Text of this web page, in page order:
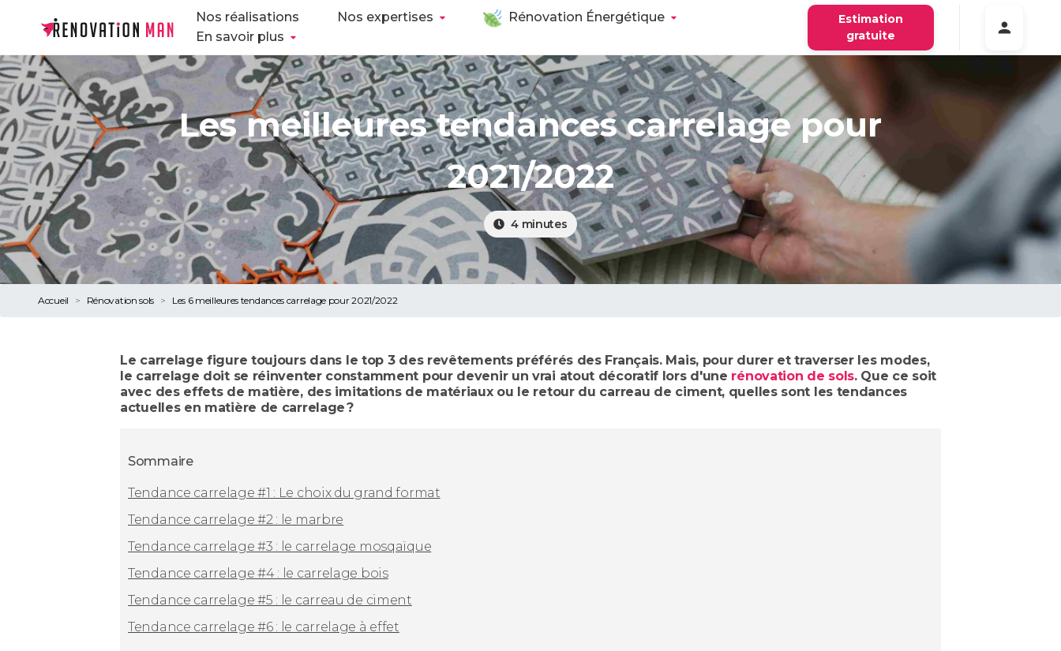
Nos réalisations Nos expertises
Rénovation Énergétique
En savoir plus
Estimation
gratuite
Les meilleures tendances carrelage pour
2021/2022
4minutes
Accueil Rénovation sols Les 6 meilleures tendances carrelage pour 2021/2022
Le carrelage figure toujours dans le top 3 des revêtements préférés des Français. Mais, pour durer et traverser les modes,
le carrelage doit se réinventer constamment pour devenir un vrai atout décoratif lors d'une rénovation de sols. Que ce soit
avec des effets de matière, des imitations de matériaux ou le retour du carreau de ciment, quelles sont les tendances
actuelles en matière de carrelage ?
Sommaire
Tendance carrelage #1 : Le choix du grand format
Tendance carrelage #2 : le marbre
Tendance carrelage #3 : le carrelage mosqaïque
Tendance carrelage #4 : le carrelage bois
Tendance carrelage #5 : le carreau de ciment
Tendance carrelage #6 : le carrelage à effet